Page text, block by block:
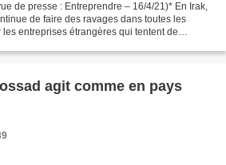
de presse : Entreprendre – 16/4/21)* En Irak,
de faire des ravages dans toutes les
entreprises étrangères qui tentent de
agit comme en pays